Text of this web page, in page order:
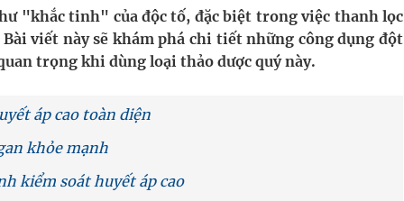
Các Loài Nhân Sâm (Panax Spp.): Tổng
sàng lọc cho người dân
"khắc tinh" của độc tố, đặc biệt trong việc thanh lọc
viết này sẽ khám phá chi tiết những công dụng đột
trọng khi dùng loại thảo dược quý này.
áp cao toàn diện
khỏe mạnh
kiểm soát huyết áp cao